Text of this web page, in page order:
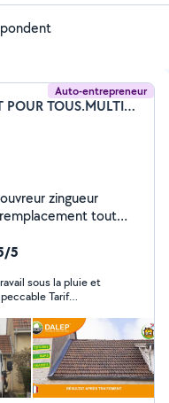
Auto-entrepreneur
Freddy Chira (UN TOIT POUR TOUS.MULTISERVICES)
zingueur
dépannage urgent
de toiture et
sol résine colorée
et
de Façade
cinq ,
à nous contacter
5
sous la pluie et